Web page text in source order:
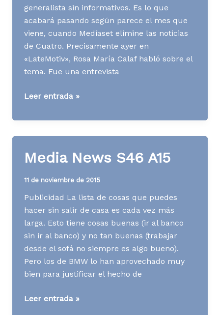
generalista sin informativos. Es lo que
acabará pasando según parece el mes que
viene, cuando Mediaset elimine las noticias
de Cuatro. Precisamente ayer en
«LateMotiv», Rosa María Calaf habló sobre el
tema. Fue una entrevista
Media
S02
Leer entrada »
Media News S46 A15
11 de noviembre de 2015
Publicidad La lista de cosas que puedes
hacer sin salir de casa es cada vez más
larga. Esto tiene cosas buenas (ir al banco
sin ir al banco) y no tan buenas (trabajar
desde el sofá no siempre es algo bueno).
Pero los de BMW lo han aprovechado muy
bien para justificar el hecho de
Media
Leer entrada »